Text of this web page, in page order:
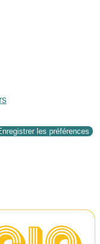
les préférences